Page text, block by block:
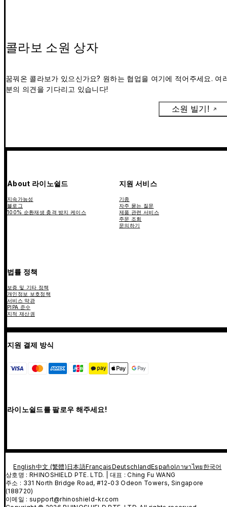
콜라보 소원 상자
꿈꿔온 콜라보가 있으신가요? 원하는 협업을 여기에 적어주세요. 여
분의 의견을 기다리고 있습니다!
소원 빌기!
About 라이노쉴드
지속가능성
블로그
100% 순환재생 충격 방지 케이스
지원 서비스
기종
자주 묻는 질문
제품 관련 서비스
주문 조회
문의하기
법률 정책
보증 및 기타 정책
개인정보 보호정책
서비스 약관
PIPA 준수
지적 재산권
지원 결제 방식
라이노쉴드를 팔로우 해주세요!
English中文 (繁體) 日本語FrançaisDeutschlandEspañolภาษาไทย 한국어
상호명 : RHINOSHIELD PTE. LTD. | 대표 : Ching Fu WANG
주소 : 331 North Bridge Road, #12-03 Odeon Towers, Singapore
(188720)
이메일 : support@rhinoshield-kr.com